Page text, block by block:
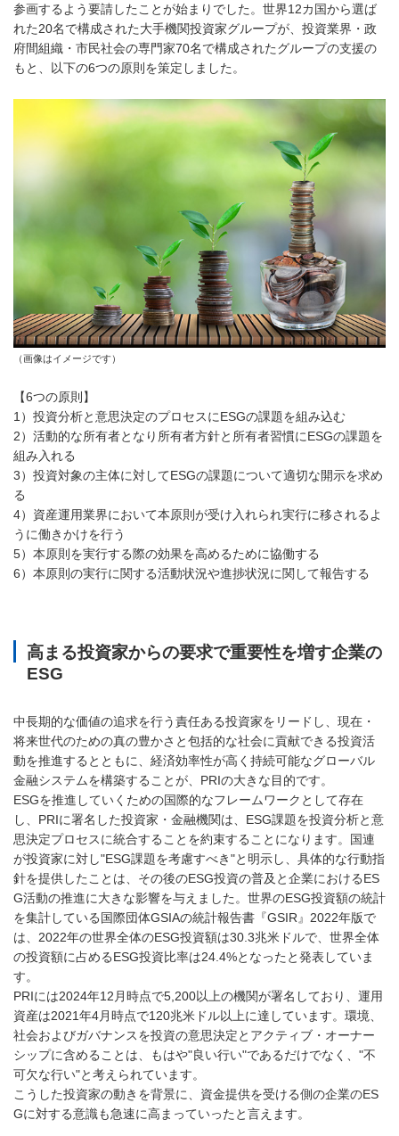
参画するよう要請したことが始まりでした。世界12カ国から選ば
れた20名で構成された大手機関投資家グループが、投資業界・政
府間組織・市民社会の専門家70名で構成されたグループの支援の
もと、以下の6つの原則を策定しました。
（画像はイメージです）
【6つの原則】
1）投資分析と意思決定のプロセスにESGの課題を組み込む
2）活動的な所有者となり所有者方針と所有者習慣にESGの課題を
組み入れる
3）投資対象の主体に対してESGの課題について適切な開示を求め
る
4）資産運用業界において本原則が受け入れられ実行に移されるよ
うに働きかけを行う
5）本原則を実行する際の効果を高めるために協働する
6）本原則の実行に関する活動状況や進捗状況に関して報告する
高まる投資家からの要求で重要性を増す企業の
ESG
中長期的な価値の追求を行う責任ある投資家をリードし、現在・
将来世代のための真の豊かさと包括的な社会に貢献できる投資活
動を推進するとともに、経済効率性が高く持続可能なグローバル
金融システムを構築することが、PRIの大きな目的です。
ESGを推進していくための国際的なフレームワークとして存在
し、PRIに署名した投資家・金融機関は、ESG課題を投資分析と意
思決定プロセスに統合することを約束することになります。国連
が投資家に対し"ESG課題を考慮すべき"と明示し、具体的な行動指
針を提供したことは、その後のESG投資の普及と企業におけるES
G活動の推進に大きな影響を与えました。世界のESG投資額の統計
を集計している国際団体GSIAの統計報告書『GSIR』2022年版で
は、2022年の世界全体のESG投資額は30.3兆米ドルで、世界全体
の投資額に占めるESG投資比率は24.4%となったと発表していま
す。
PRIには2024年12月時点で5,200以上の機関が署名しており、運用
資産は2021年4月時点で120兆米ドル以上に達しています。環境、
社会およびガバナンスを投資の意思決定とアクティブ・オーナー
シップに含めることは、もはや"良い行い"であるだけでなく、"不
可欠な行い"と考えられています。
こうした投資家の動きを背景に、資金提供を受ける側の企業のES
Gに対する意識も急速に高まっていったと言えます。